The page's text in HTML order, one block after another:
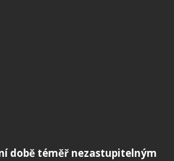
době téměř nezastupitelným